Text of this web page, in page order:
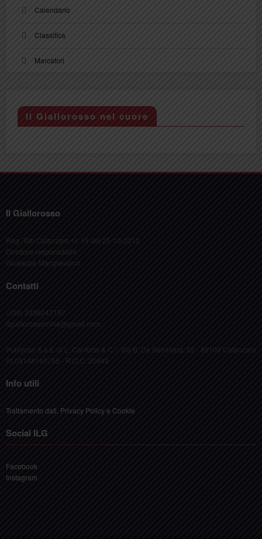
Calendario
Classifica
Marcatori
Il Giallorosso nel cuore
Il Giallorosso
Reg. Trib Catanzaro nr. 15 del 25-10-2012
Direttore responsabile:
Giuseppe Mangiavalori
Contatti
+(39) 3338247197
ilgiallorossonline@gmail.com
Publycon S.a.s. di L. Conforto & C. - Via B. Da Seminara, 52 - 88100 Catanzaro
P.I.03148140795 - R.O.C. 20849
Info utili
Trattamento dati, Privacy Policy e Cookie
Social ILG
Facebook
Instagram